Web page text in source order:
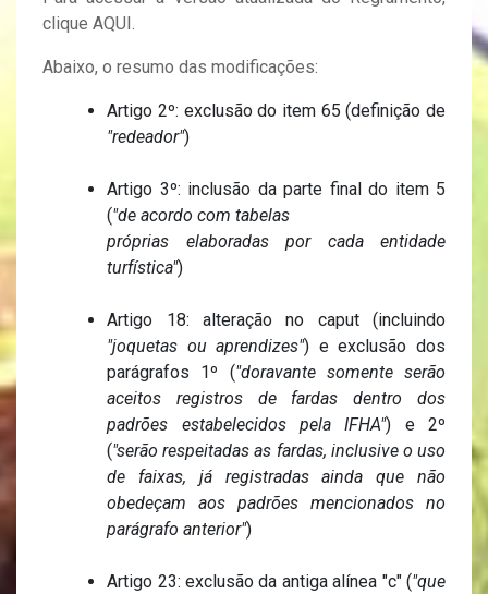
clique AQUI.
Abaixo, o resumo das modificações:
Artigo 2º: exclusão do item 65 (definição de
"redeador")
Artigo 3º: inclusão da parte final do item 5
("de acordo com tabelas
próprias elaboradas por cada entidade
turfística")
Artigo 18: alteração no caput (incluindo
"joquetas ou aprendizes") e exclusão dos
parágrafos 1º ("doravante somente serão
aceitos registros de fardas dentro dos
padrões estabelecidos pela IFHA") e 2º
("serão respeitadas as fardas, inclusive o uso
de faixas, já registradas ainda que não
obedeçam aos padrões mencionados no
parágrafo anterior")
Artigo 23: exclusão da antiga alínea "c" ("que